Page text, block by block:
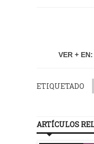
VER + EN:
ETIQUETADO
ARTÍCULOS